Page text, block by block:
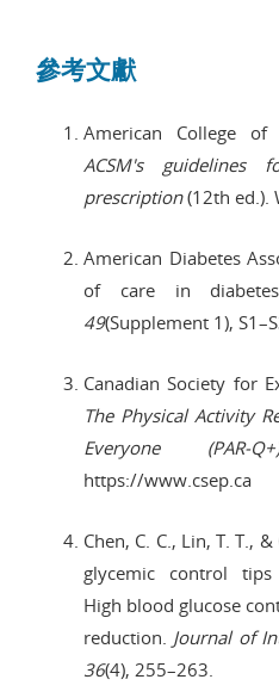
參考文獻
American College of
ACSM's guidelines
prescription(12th ed.).
American Diabetes
of care in
49(Supplement 1),
Canadian Society for
The Physical Activity
Everyone (PAR-Q+)
https://www.csep.ca
Chen, C. C., Lin, T. T.,
glycemic control tips
High blood glucose
reduction. Journal of
36(4), 255–263.